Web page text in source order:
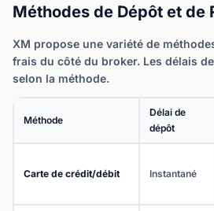
Méthodes de Dépôt et de
XM propose une variété de
frais du côté du broker. Les délais
selon la méthode.
Méthode
Délai de
dépôt
Carte de crédit/débit Instantané